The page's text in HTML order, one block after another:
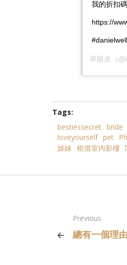
我的折扣
https://
單眼皮 （
Tags:
bestiessecret bride
loveyourself pet
姊妹 租借室內影樓
Previous
總有一個理